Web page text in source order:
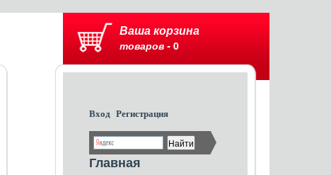
Ваша корзина
товаров - 0
Вход Регистрация
Главная